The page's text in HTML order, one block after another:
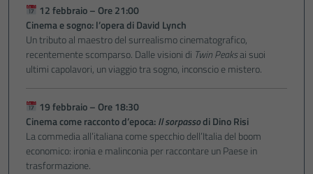
12 febbraio – Ore 21:00
Cinema e sogno: l’opera di David Lynch
Un tributo al maestro del surrealismo cinematografico,
recentemente scomparso. Dalle visioni di Twin Peaksai suoi
ultimi capolavori, un viaggio tra sogno, inconscio e mistero.
19 febbraio – Ore 18:30
Cinema come racconto d’epoca:Il sorpassodi Dino Risi
La commedia all’italiana come specchio dell’Italia del boom
economico: ironia e malinconia per raccontare un Paese in
trasformazione.